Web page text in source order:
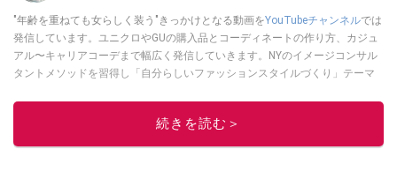
"年齢を重ねても女らしく装う"きっかけとなる動画をYouTubeチャンネルでは
発信しています。ユニクロやGUの購入品とコーディネートの作り方、カジュ
アル〜キャリアコーデまで幅広く発信していきます。NYのイメージコンサル
タントメソッドを習得し「自分らしいファッションスタイルづくり」テーマ
た、自身のキャリアコーデでもそのメソッドを活用し、経験とスキルを日々
積み上げ続けている外資系企業のコンサルタント（25年以上のキャリア）か
つ２児の母です。
続きを読む＞